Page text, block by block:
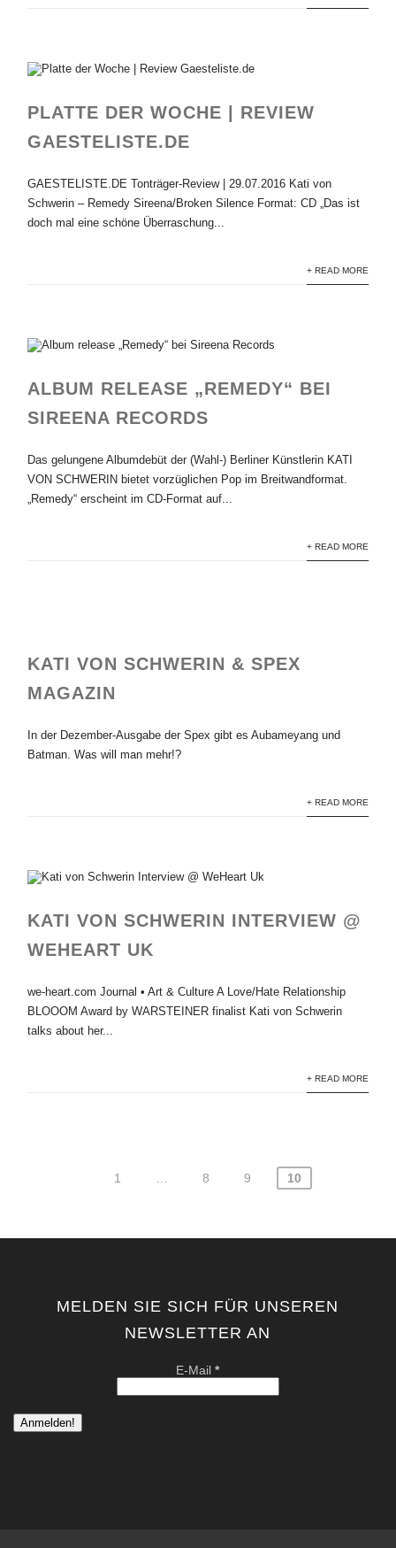
PLATTE DER WOCHE | REVIEW
GAESTELISTE.DE
GAESTELISTE.DE Tonträger-Review | 29.07.2016 Kati von
Schwerin – Remedy Sireena/Broken Silence Format: CD „Das ist
doch mal eine schöne Überraschung...
+ READ MORE
ALBUM RELEASE „REMEDY“ BEI
SIREENA RECORDS
Das gelungene Albumdebüt der (Wahl-) Berliner Künstlerin KATI
VON SCHWERIN bietet vorzüglichen Pop im Breitwandformat.
„Remedy“ erscheint im CD-Format auf...
+ READ MORE
KATI VON SCHWERIN & SPEX
MAGAZIN
In der Dezember-Ausgabe der Spex gibt es Aubameyang und
Batman. Was will man mehr!?
+ READ MORE
KATI VON SCHWERIN INTERVIEW @
WEHEART UK
we-heart.com Journal • Art & Culture A Love/Hate Relationship
BLOOOM Award by WARSTEINER finalist Kati von Schwerin
talks about her...
+ READ MORE
Seitennummerierung
Beiträge
1 8 9 10
MELDEN SIE SICH FÜR UNSEREN
NEWSLETTER AN
E-Mail*